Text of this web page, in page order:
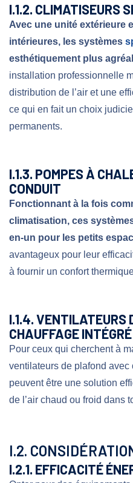
I.1.2. CLIMATISEURS
Avec une unité extérieure
intérieures, les systèmes
esthétiquement plus
installation professionnelle
distribution de l’air et une
ce qui en fait un choix
permanents.
I.1.3. POMPES À
CONDUIT
Fonctionnant à la fois
climatisation, ces
en-un pour les petits
avantageux pour leur
à fournir un confort
I.1.4. VENTILATEURS
CHAUFFAGE INTÉGRÉ
Pour ceux qui cherchent à
ventilateurs de plafond
peuvent être une solution
de l’air chaud ou froid dans
I.2.
I.2.1. EFFICACITÉ